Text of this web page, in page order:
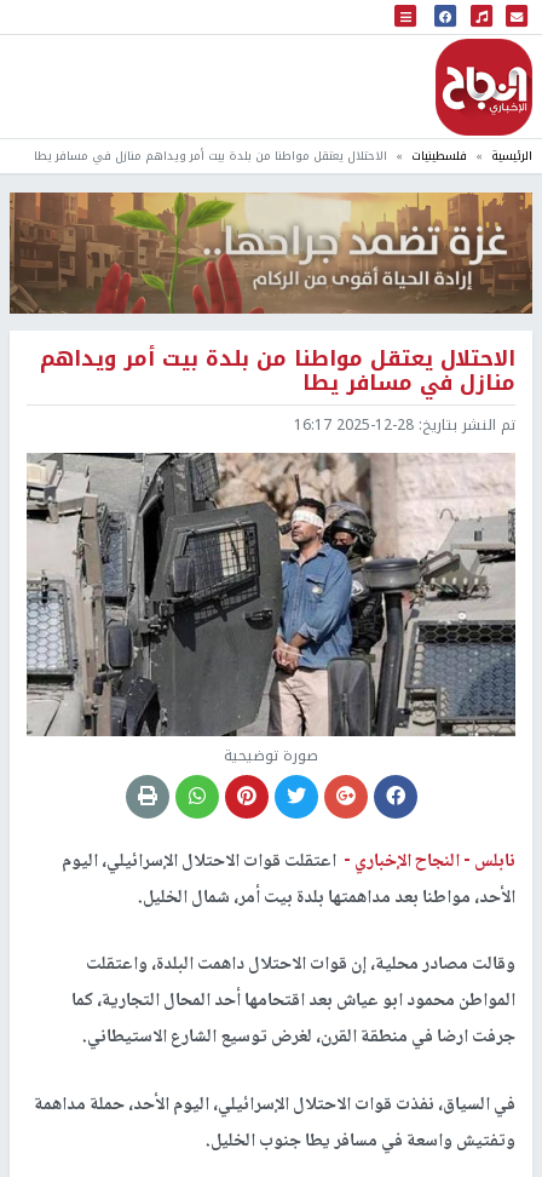
البث المباشر
إذاعة النجاح
الرئيسية فلسطينيات الاحتلال يعتقل مواطنا من بلدة بيت أمر ويداهم منازل في مسافر يطا
الاحتلال يعتقل مواطنا من بلدة بيت أمر ويداهم
منازل في مسافر يطا
تم النشر بتاريخ: 2025-12-28 16:17
صورة توضيحية
نابلس -النجاح الإخباري - اعتقلت قوات الاحتلال الإسرائيلي، اليوم
الأحد، مواطنا بعد مداهمتها بلدة بيت أمر، شمال الخليل.
وقالت مصادر محلية، إن قوات الاحتلال داهمت البلدة، واعتقلت
المواطن محمود ابو عياش بعد اقتحامها أحد المحال التجارية، كما
جرفت ارضا في منطقة القرن، لغرض توسيع الشارع الاستيطاني.
في السياق، نفذت قوات الاحتلال الإسرائيلي، اليوم الأحد، حملة مداهمة
وتفتيش واسعة في مسافر يطا جنوب الخليل.